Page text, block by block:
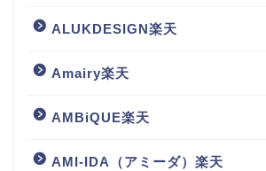
ALUKDESIGN楽天
Amairy楽天
AMBiQUE楽天
AMI-IDA（アミーダ）楽天